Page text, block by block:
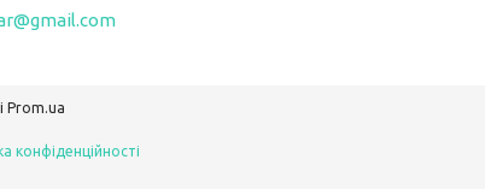
Prom.ua
конфіденційності